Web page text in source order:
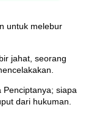
untuk melebur
jahat, seorang
siapa
dari hukuman.